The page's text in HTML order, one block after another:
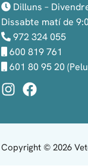
Dilluns –
Dissabte matí de
972 324 055
600 819 761
601 80 95 20
Copyright © 2026